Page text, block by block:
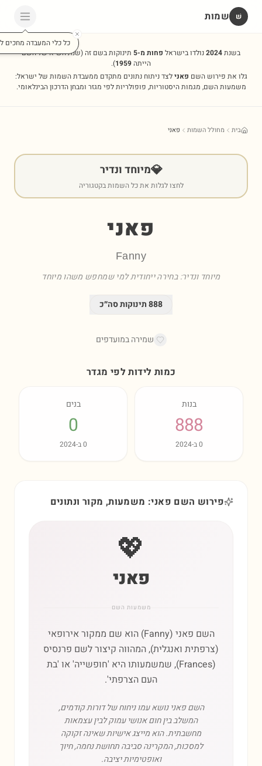
שׁ שמות
כל כלי המעבדה מחכים
בשנת2024נולדו בישראל פחות מ-5 תינוקות בשם זה(שנת השיא של השם
הייתה1959
).
גלו את פירוש השם פאנילצד ניתוח נתונים מתקדם ממעבדת השמות של ישראל:
משמעות השם, מגמות היסטוריות, פופולריות לפי מגזר ומבחן הדרכון הבינלאומי.
בית מחולל השמות פאני
💎מיוחד ונדיר
לחצו לגלות את כל השמות בקטגוריה
פאני
Fanny
מיוחד ונדיר: בחירה ייחודית למי שמחפש משהו מיוחד
888תינוקות סה״כ
שמירה במועדפים
כמות לידות לפי מגדר
בנות
888
0ב-2024
בנים
0
0ב-2024
פירוש השם פאני: משמעות, מקור ונתונים
💖
פאני
משמעות השם
השם פאני (Fanny) הוא שם ממקור אירופאי
(צרפתית ואנגלית), המהווה קיצור לשם פרנסיס
(Frances), שמשמעותו היא 'חופשייה' או 'בת
העם הצרפתי'.
השם פאני נושא עמו ניחוח של דורות קודמים,
המשלב בין חום אנושי עמוק לבין עצמאות
מחשבתית. הוא מייצג אישיות שאינה זקוקה
למסכות, המקרינה סביבה תחושת נחמה, חיוך
ואופטימיות יציבה.